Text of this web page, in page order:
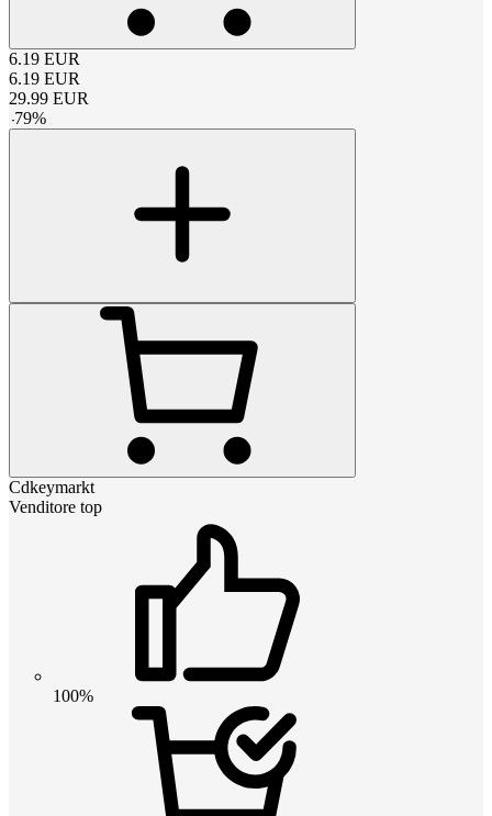
6.19 EUR
6.19 EUR
29.99 EUR
-79%
Cdkeymarkt
Venditore top
100%